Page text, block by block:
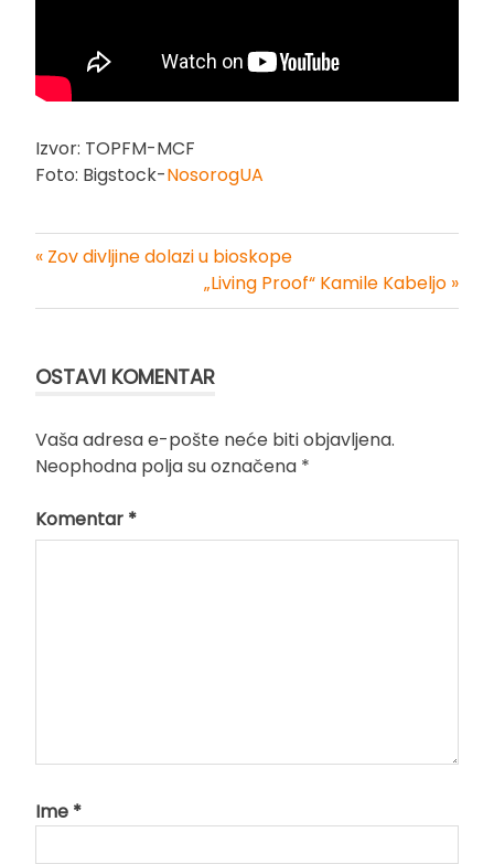
Izvor: TOPFM-MCF
Foto: Bigstock-NosorogUA
« Zov divljine dolazi u bioskope
„Living Proof“ Kamile Kabeljo »
OSTAVI KOMENTAR
Vaša adresa e-pošte neće biti objavljena.
Neophodna polja su označena *
Komentar *
Ime *